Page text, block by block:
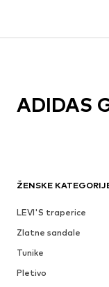
ŽENSKE
LEVI'S traperice
Zlatne sandale
Tunike
Pletivo
ADIDAS